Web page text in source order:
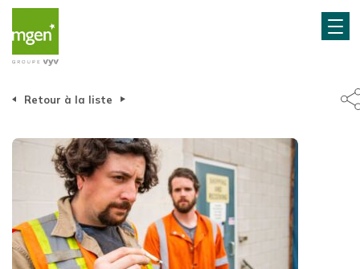
Retour à la liste